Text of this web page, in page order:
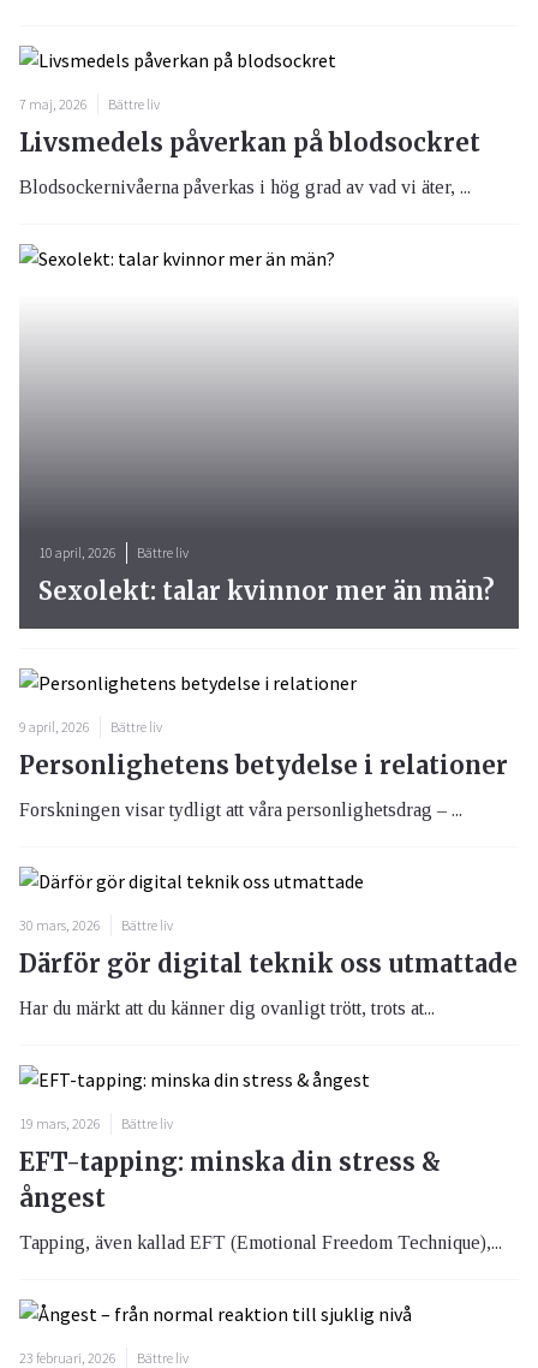
7 maj, 2026 Bättre liv
Livsmedels påverkan på blodsockret
Blodsockernivåerna påverkas i hög grad av vad vi äter, ...
10 april, 2026 Bättre liv
Sexolekt: talar kvinnor mer än män?
9 april, 2026 Bättre liv
Personlighetens betydelse i relationer
Forskningen visar tydligt att våra personlighetsdrag – ...
30 mars, 2026 Bättre liv
Därför gör digital teknik oss utmattade
Har du märkt att du känner dig ovanligt trött, trots at...
19 mars, 2026 Bättre liv
EFT-tapping: minska din stress &
ångest
Tapping, även kallad EFT (Emotional Freedom Technique),...
23 februari, 2026 Bättre liv